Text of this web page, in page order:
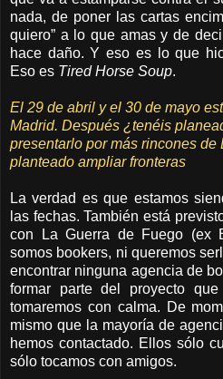
nada, de poner las cartas
quiero” a lo que amas y de
hace daño. Y eso es lo que
Eso es Tired Horse Soup.
El 29 de abril y el 30 de mayo
Madrid. Después ¿tenéis
presentarlo por más rincones de
planteado ampliar fronteras
La verdad es que estamos
las fechas. También está
con La Guerra de Fuego (ex
somos bookers, ni queremos
encontrar ninguna agencia de
formar parte del proyecto
tomaremos con calma. De
mismo que la mayoría de
hemos contactado. Ellos sólo
sólo tocamos con amigos.